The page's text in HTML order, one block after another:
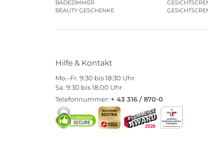
BADEZIMMER
BEAUTY GESCHENKE
Hilfe & Kontakt
Mo.–Fr. 9:30 bis 18:30 Uhr
Sa. 9:30 bis 18:00 Uhr
Telefonnummer: + 43 316 / 870-0